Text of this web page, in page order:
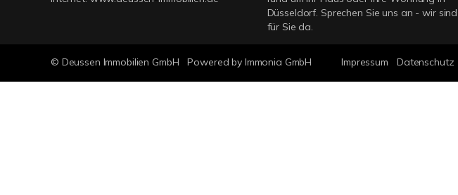
Düsseldorf. Sprechen Sie uns an - wir sind
für Sie da.
© Deussen Immobilien GmbH Powered by Immonia GmbH Impressum Datenschutz